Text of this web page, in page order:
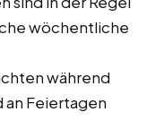
wöchentliche
während
an Feiertagen